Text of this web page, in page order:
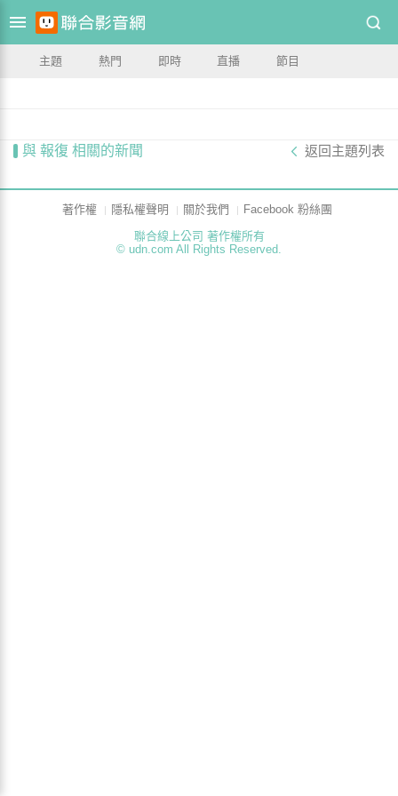
主題 熱門 即時 直播 節目
與 報復 相關的新聞 返回主題列表
著作權 隱私權聲明 關於我們
Facebook 粉絲團
聯合線上公司 著作權所有
© udn.com All Rights Reserved.